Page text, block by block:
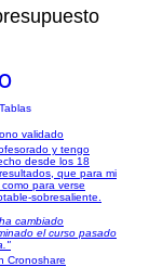
validado
y tengo
desde los 18
que para mi
para verse
sobresaliente.
cambiado
el curso pasado
Cronoshare